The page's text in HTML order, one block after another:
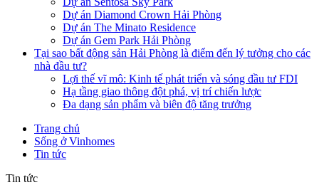
Dự án Diamond Crown Hải Phòng
Dự án The Minato Residence
Dự án Gem Park Hải Phòng
Tại sao bất động sản Hải Phòng là điểm đến lý tưởng cho các
nhà đầu tư?
Lợi thế vĩ mô: Kinh tế phát triển và sóng đầu tư FDI
Hạ tầng giao thông đột phá, vị trí chiến lược
Đa dạng sản phẩm và biên độ tăng trưởng
Trang chủ
Sống ở Vinhomes
Tin tức
Tin tức